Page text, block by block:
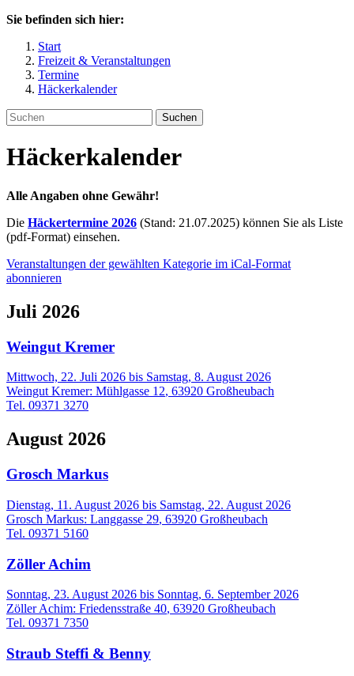
Sie befinden sich hier:
Start
Freizeit & Veranstaltungen
Termine
Häckerkalender
Suchen
Häckerkalender
Alle Angaben ohne Gewähr!
Die Häckertermine 2026 (Stand: 21.07.2025) können Sie als Liste
(pdf-Format) einsehen.
Veranstaltungen der gewählten Kategorie im iCal-Format
abonnieren
Juli 2026
Weingut Kremer
Mittwoch, 22. Juli 2026 bis Samstag, 8. August 2026
Weingut Kremer: Mühlgasse 12, 63920 Großheubach
Tel. 09371 3270
August 2026
Grosch Markus
Dienstag, 11. August 2026 bis Samstag, 22. August 2026
Grosch Markus: Langgasse 29, 63920 Großheubach
Tel. 09371 5160
Zöller Achim
Sonntag, 23. August 2026 bis Sonntag, 6. September 2026
Zöller Achim: Friedensstraße 40, 63920 Großheubach
Tel. 09371 7350
Straub Steffi & Benny